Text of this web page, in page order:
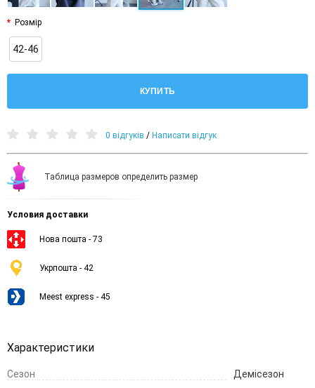
Розмір
42-46
КУПИТЬ
0 відгуків / Написати відгук
Таблица размеров определить размер
Условия доставки
Нова пошта - 73
Укрпошта - 42
Meest express - 45
Характеристики
Сезон
Демісезон